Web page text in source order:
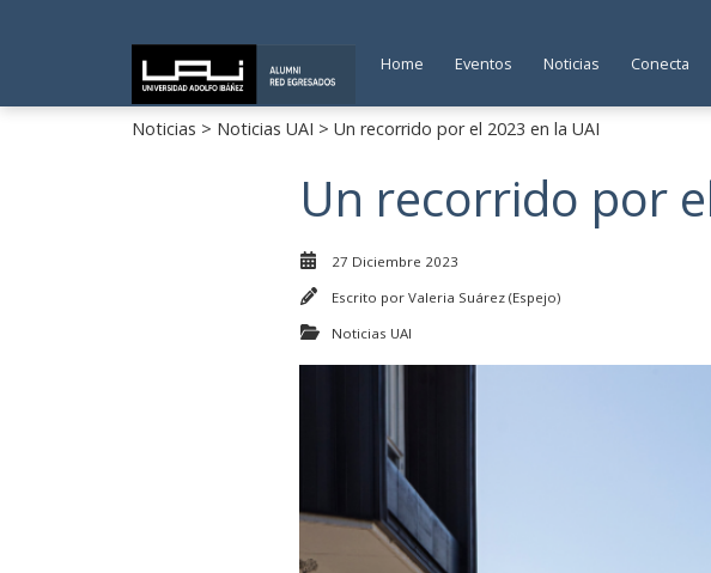
Home Eventos Noticias Conecta
Noticias > Noticias UAI > Un recorrido por el 2023 en la UAI
Un recorrido por
27 Diciembre 2023
Escrito por Valeria Suárez (Espejo)
Noticias UAI